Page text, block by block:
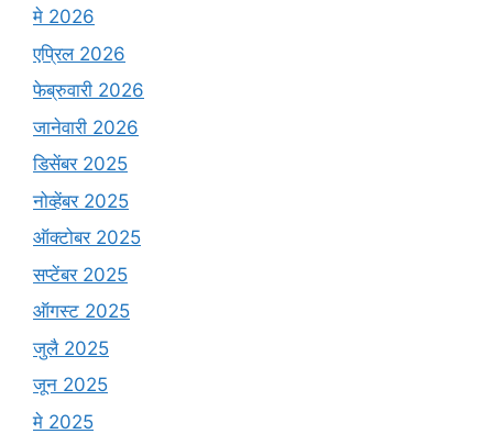
मे 2026
एप्रिल 2026
फेब्रुवारी 2026
जानेवारी 2026
डिसेंबर 2025
नोव्हेंबर 2025
ऑक्टोबर 2025
सप्टेंबर 2025
ऑगस्ट 2025
जुलै 2025
जून 2025
मे 2025